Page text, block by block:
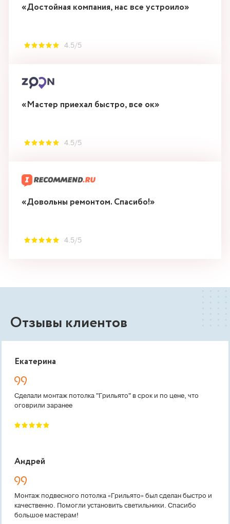
«Достойная компания, нас все устроило»
4.5/5
«Мастер приехал быстро, все ок»
4.5/5
«Довольны ремонтом. Спасибо!»
4.5/5
Отзывы клиентов
Екатерина
Сделали монтаж потолка "Грильято" в срок и по цене, что
оговрили заранее
Андрей
Монтаж подвесного потолка «Грильято» был сделан быстро и
качественно. Помогли установить светильники. Спасибо
большое мастерам!